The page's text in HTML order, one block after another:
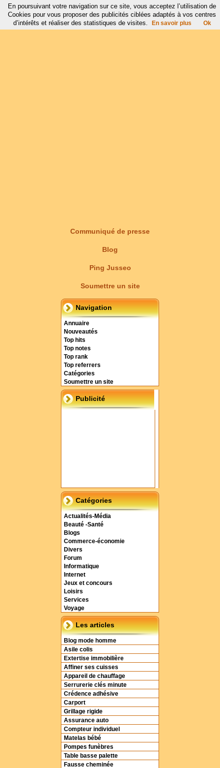
Communiqué de presse
Blog
Ping Jusseo
Soumettre un site
Navigation
Annuaire
Nouveautés
Top hits
Top notes
Top rank
Top referrers
Catégories
Soumettre un site
Publicité
Catégories
Actualités-Média
Beauté -Santé
Blogs
Commerce-économie
Divers
Forum
Informatique
Internet
Jeux et concours
Loisirs
Services
Voyage
Les articles
Blog mode homme
Asile colis
Extertise immobilière
Affiner ses cuisses
Appareil de chauffage
Serrurerie clés minute
Crédence adhésive
Carport
Grillage rigide
Assurance auto
Compteur individuel
Matelas bébé
Pompes funèbres
Table basse palette
Fausse cheminée
En poursuivant votre navigation sur ce site, vous acceptez l’utilisation de
Cookies pour vous proposer des publicités ciblées adaptés à vos centres
d’intérêts et réaliser des statistiques de visites.
En savoir plus Ok